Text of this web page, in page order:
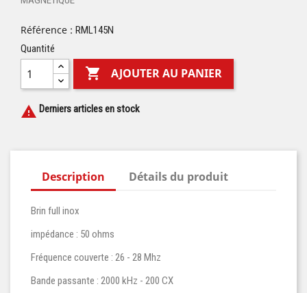
Référence : RML145N
Quantité
 AJOUTER AU PANIER
 Derniers articles en stock
Description Détails du produit
Brin full inox
impédance : 50 ohms
Fréquence couverte : 26 - 28 Mhz
Bande passante : 2000 kHz - 200 CX